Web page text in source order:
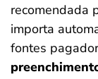
recomendada
importa
fontes